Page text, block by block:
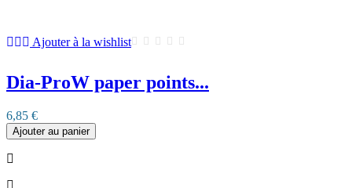
Ajouter à la wishlist
Dia-ProW paper points...
6,85 €
Ajouter au panier